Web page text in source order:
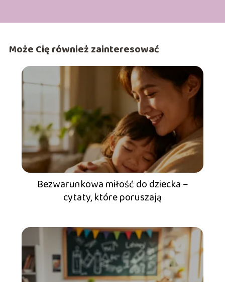
Może Cię również zainteresować
Bezwarunkowa miłość do dziecka –
cytaty, które poruszają